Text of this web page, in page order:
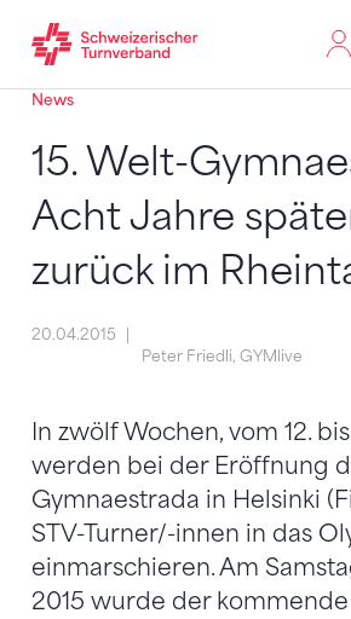
Zum Inhalt springen
Zur Sitemap navigieren
Zum Navigieren dieser Seite wird
News
15. Welt-
Acht Jahre
zurück im
20.04.2015
Peter Friedli, GYMlive
In zwölf Wochen, vom 12.
werden bei der Eröffnung
Gymnaestrada in Helsinki
STV-Turner/-innen in das
einmarschieren. Am
2015 wurde der kommende